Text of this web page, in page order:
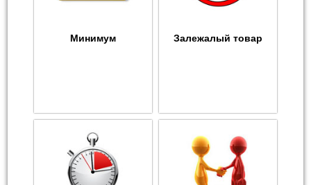
Минимум Залежалый товар